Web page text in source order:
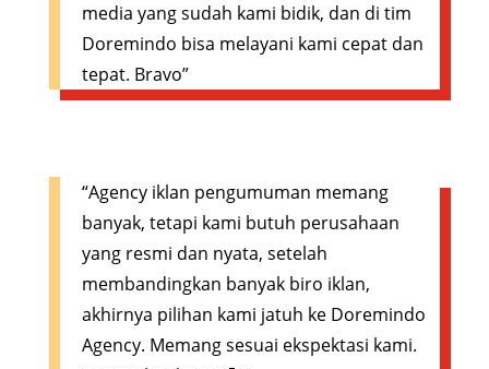
media yang sudah kami bidik, dan di tim
Doremindo bisa melayani kami cepat dan
tepat. Bravo”
“Agency iklan pengumuman memang
banyak, tetapi kami butuh perusahaan
yang resmi dan nyata, setelah
membandingkan banyak biro iklan,
akhirnya pilihan kami jatuh ke Doremindo
Agency. Memang sesuai ekspektasi kami.